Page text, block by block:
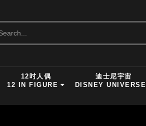
12吋人偶
12 IN FIGURE
迪士尼宇宙
DISNEY UNIVERSE